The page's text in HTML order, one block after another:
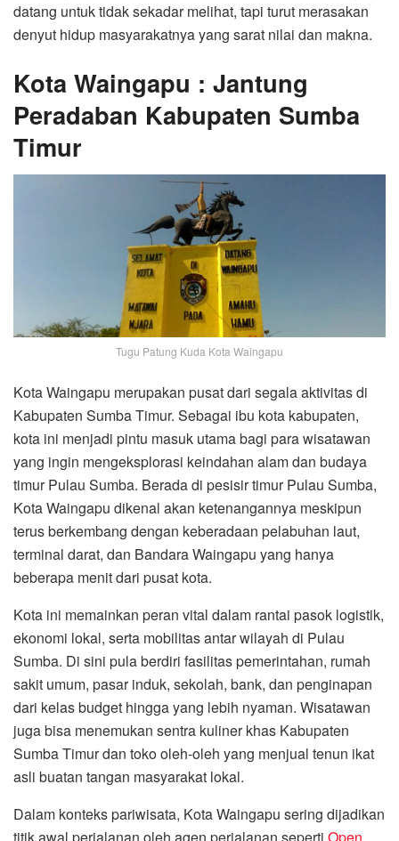
datang untuk tidak sekadar melihat, tapi turut merasakan
denyut hidup masyarakatnya yang sarat nilai dan makna.
Kota Waingapu : Jantung
Peradaban Kabupaten Sumba
Timur
Tugu Patung Kuda Kota Waingapu
Kota Waingapu merupakan pusat dari segala aktivitas di
Kabupaten Sumba Timur. Sebagai ibu kota kabupaten,
kota ini menjadi pintu masuk utama bagi para wisatawan
yang ingin mengeksplorasi keindahan alam dan budaya
timur Pulau Sumba. Berada di pesisir timur Pulau Sumba,
Kota Waingapu dikenal akan ketenangannya meskipun
terus berkembang dengan keberadaan pelabuhan laut,
terminal darat, dan Bandara Waingapu yang hanya
beberapa menit dari pusat kota.
Kota ini memainkan peran vital dalam rantai pasok logistik,
ekonomi lokal, serta mobilitas antar wilayah di Pulau
Sumba. Di sini pula berdiri fasilitas pemerintahan, rumah
sakit umum, pasar induk, sekolah, bank, dan penginapan
dari kelas budget hingga yang lebih nyaman. Wisatawan
juga bisa menemukan sentra kuliner khas Kabupaten
Sumba Timur dan toko oleh-oleh yang menjual tenun ikat
asli buatan tangan masyarakat lokal.
Dalam konteks pariwisata, Kota Waingapu sering dijadikan